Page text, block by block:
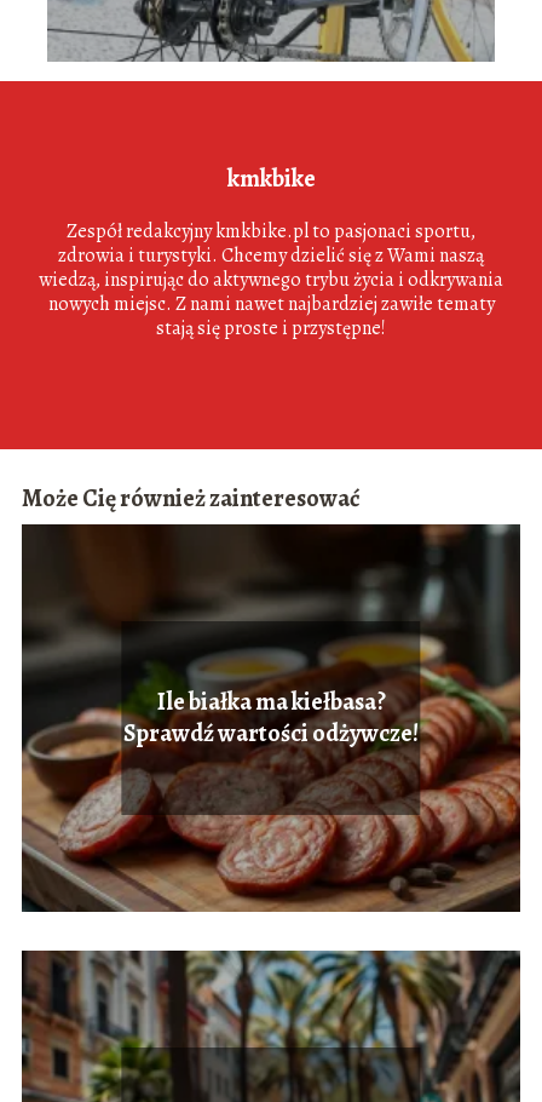
kmkbike
Zespół redakcyjny kmkbike.pl to pasjonaci sportu,
zdrowia i turystyki. Chcemy dzielić się z Wami naszą
wiedzą, inspirując do aktywnego trybu życia i odkrywania
nowych miejsc. Z nami nawet najbardziej zawiłe tematy
stają się proste i przystępne!
Może Cię również zainteresować
Ile białka ma kiełbasa?
Sprawdź wartości odżywcze!